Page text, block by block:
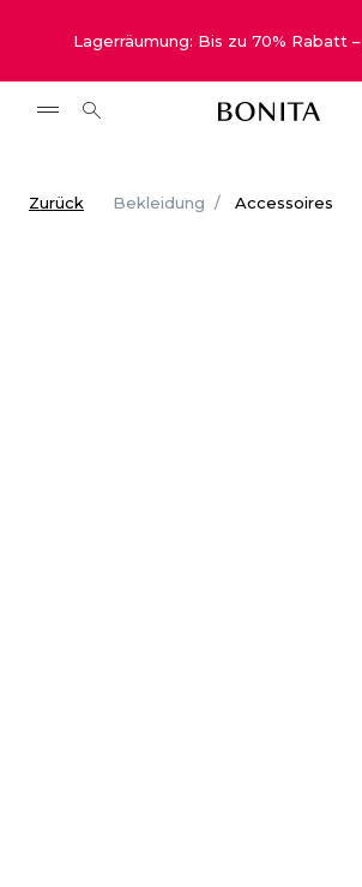
Lagerräumung: Bis zu 70% Rabatt –
Zurück Bekleidung Accessoires